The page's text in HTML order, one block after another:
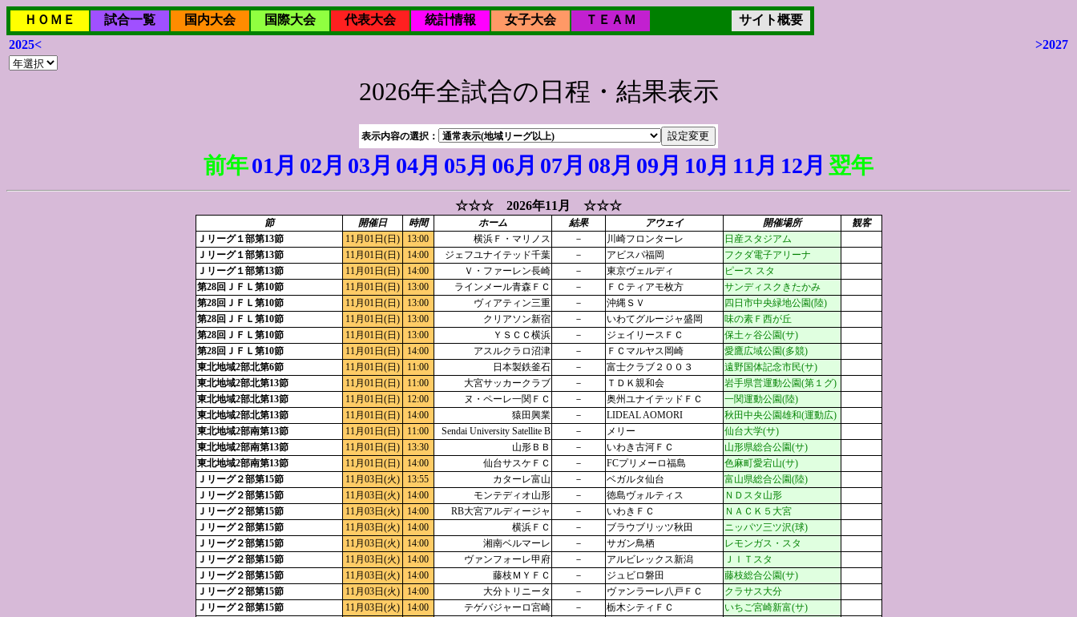
ＨＯＭＥ 試合一覧 国内大会 国際大会 代表大会 統計情報 女子大会 ＴＥＡＭ
サイト概要
2025<
>2027
2026年全試合の日程・結果表示
表示内容の選択：
前年01月 02月 03月 04月 05月 06月 07月 08月 09月 10月 11月 12月 翌年
☆☆☆ 2026年11月 ☆☆☆
節 開催日 時間 ホーム 結果 アウェイ 開催場所
観客
Ｊリーグ１部第13節
11月01日(日) 13:00 横浜Ｆ・マリノス － 川崎フロンターレ
日産スタジアム
Ｊリーグ１部第13節
11月01日(日) 14:00 ジェフユナイテッド千葉 － アビスパ福岡
フクダ電子アリーナ
Ｊリーグ１部第13節
11月01日(日) 14:00 Ｖ・ファーレン長崎 － 東京ヴェルディ
ピース スタ
第28回ＪＦＬ第10節
11月01日(日) 13:00 ラインメール青森ＦＣ － ＦＣティアモ枚方
サンディスクきたかみ
第28回ＪＦＬ第10節
11月01日(日) 13:00 ヴィアティン三重 － 沖縄ＳＶ
四日市中央緑地公園(陸)
第28回ＪＦＬ第10節
11月01日(日) 13:00 クリアソン新宿 － いわてグルージャ盛岡
味の素Ｆ西が丘
第28回ＪＦＬ第10節
11月01日(日) 13:00 ＹＳＣＣ横浜 － ジェイリースＦＣ
保土ヶ谷公園(サ)
第28回ＪＦＬ第10節
11月01日(日) 14:00 アスルクラロ沼津 － ＦＣマルヤス岡崎
愛鷹広域公園(多競)
東北地域2部北第6節
11月01日(日) 11:00 日本製鉄釜石 － 富士クラブ２００３
遠野国体記念市民(サ)
東北地域2部北第13節
11月01日(日) 11:00 大宮サッカークラブ － ＴＤＫ親和会
岩手県営運動公園(第１グ)
東北地域2部北第13節
11月01日(日) 12:00 ヌ・ペーレ一関ＦＣ － 奥州ユナイテッドＦＣ
一関運動公園(陸)
東北地域2部北第13節
11月01日(日) 14:00 猿田興業 － LIDEAL AOMORI
秋田中央公園雄和(運動広)
東北地域2部南第13節
11月01日(日) 11:00 Sendai University Satellite B － メリー
仙台大学(サ)
東北地域2部南第13節
11月01日(日) 13:30 山形ＢＢ － いわき古河ＦＣ
山形県総合公園(サ)
東北地域2部南第13節
11月01日(日) 14:00 仙台サスケＦＣ － FCプリメーロ福島
色麻町愛宕山(サ)
Ｊリーグ２部第15節
11月03日(火) 13:55 カターレ富山 － ベガルタ仙台
富山県総合公園(陸)
Ｊリーグ２部第15節
11月03日(火) 14:00 モンテディオ山形 － 徳島ヴォルティス
ＮＤスタ山形
Ｊリーグ２部第15節
11月03日(火) 14:00 RB大宮アルディージャ － いわきＦＣ
ＮＡＣＫ５大宮
Ｊリーグ２部第15節
11月03日(火) 14:00 横浜ＦＣ － ブラウブリッツ秋田
ニッパツ三ツ沢(球)
Ｊリーグ２部第15節
11月03日(火) 14:00 湘南ベルマーレ － サガン鳥栖
レモンガス・スタ
Ｊリーグ２部第15節
11月03日(火) 14:00 ヴァンフォーレ甲府 － アルビレックス新潟
ＪＩＴスタ
Ｊリーグ２部第15節
11月03日(火) 14:00 藤枝ＭＹＦＣ － ジュビロ磐田
藤枝総合公園(サ)
Ｊリーグ２部第15節
11月03日(火) 14:00 大分トリニータ － ヴァンラーレ八戸ＦＣ
クラサス大分
Ｊリーグ２部第15節
11月03日(火) 14:00 テゲバジャーロ宮崎 － 栃木シティＦＣ
いちご宮崎新富(サ)